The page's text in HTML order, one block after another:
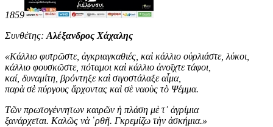
1859
Συνθέτης: Αλέξανδρος Χάχαλης
«Κάλλιο φυτρῶστε, ἀγκριαγκαθιές, καὶ κάλλιο οὐρλιάστε, λύκοι,
κάλλιο φουσκῶστε, πόταμοι καὶ κάλλιο ἀνοῖχτε τάφοι,
καί, δυναμίτη, βρόντηξε καὶ σιγοστάλαξε αἷμα,
παρὰ σὲ πύργους ἄρχοντας καὶ σὲ ναοὺς τὸ Ψέμμα.
Τῶν πρωτογέννητων καιρῶν ἡ πλάση μὲ τ᾿ ἀγρίμια
ξανάρχεται. Καλῶς νὰ ῾ρθῆ. Γκρεμίζω τὴν ἀσκήμια.»